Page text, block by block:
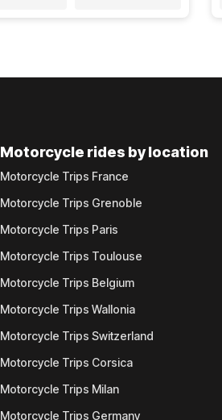
Motorcycle rides by location
Motorcycle Trips France
Motorcycle Trips Grenoble
Motorcycle Trips Paris
Motorcycle Trips Toulouse
Motorcycle Trips Belgium
Motorcycle Trips Wallonia
Motorcycle Trips Switzerland
Motorcycle Trips Corsica
Motorcycle Trips Milan
Motorcycle Trips Germany